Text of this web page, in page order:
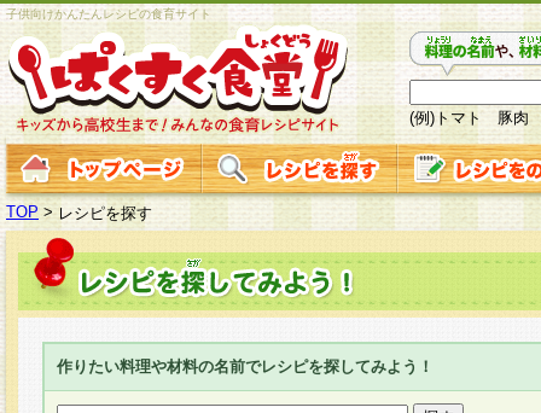
子供向けかんたんレシピの食育サイト
(例)トマト 豚肉
TOP > レシピを探す
作りたい料理や材料の名前でレシピを探してみよう！